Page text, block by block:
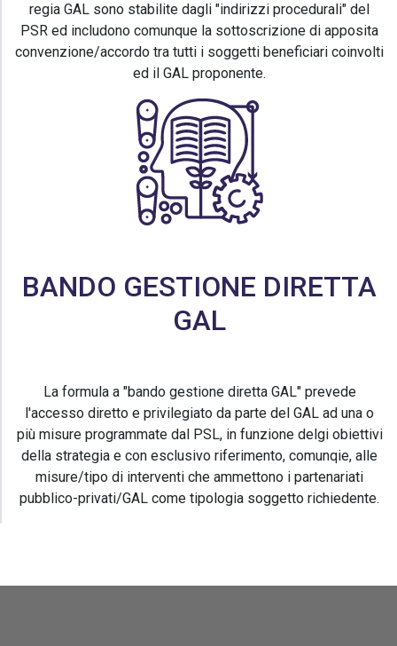
regia GAL sono stabilite dagli "indirizzi procedurali" del
PSR ed includono comunque la sottoscrizione di apposita
convenzione/accordo tra tutti i soggetti beneficiari coinvolti
ed il GAL proponente.
BANDO GESTIONE DIRETTA
GAL
La formula a "bando gestione diretta GAL" prevede
l'accesso diretto e privilegiato da parte del GAL ad una o
più misure programmate dal PSL, in funzione delgi obiettivi
della strategia e con esclusivo riferimento, comunqie, alle
misure/tipo di interventi che ammettono i partenariati
pubblico-privati/GAL come tipologia soggetto richiedente.